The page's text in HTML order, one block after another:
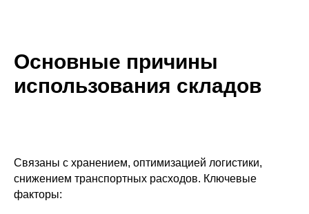
Основные причины
использования складов
Связаны с хранением, оптимизацией логистики,
снижением транспортных расходов. Ключевые
факторы: